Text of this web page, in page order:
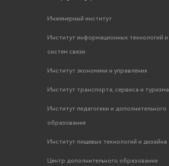
Инженерный институт
Институт информационных технологий и
систем связи
Институт экономики и управления
Институт транспорта, сервиса и туризма
Институт педагогики и дополнительного
образования
Институт пищевых технологий и дизайна
Центр дополнительного образования